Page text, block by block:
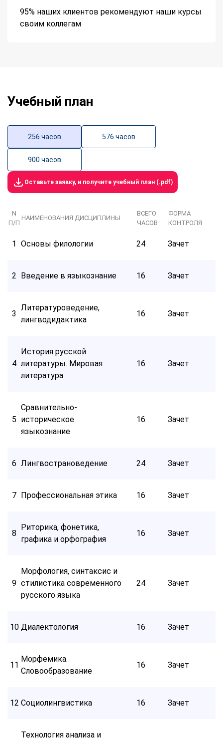
95% наших клиентов рекомендуют наши курсы
своим коллегам
Учебный план
256 часов 576 часов
900 часов
Оставьте заявку, и получите учебный план (.pdf)
N
П/П
НАИМЕНОВАНИЯ ДИСЦИПЛИНЫ
ВСЕГО
ЧАСОВ
ФОРМА
КОНТРОЛЯ
1 Основы филологии 24 Зачет
2 Введение в языкознание 16 Зачет
3
Литературоведение,
лингводидактика
16 Зачет
4
История русской
литературы. Мировая
литература
16 Зачет
5
Сравнительно-
историческое
языкознание
16 Зачет
6 Лингвострановедение 24 Зачет
7 Профессиональная этика 16 Зачет
8
Риторика, фонетика,
графика и орфография
16 Зачет
9
Морфология, синтаксис и
стилистика современного
русского языка
24 Зачет
10 Диалектология 16 Зачет
11
Морфемика.
Словообразование
16 Зачет
12 Социолингвистика 16 Зачет
Технология анализа и